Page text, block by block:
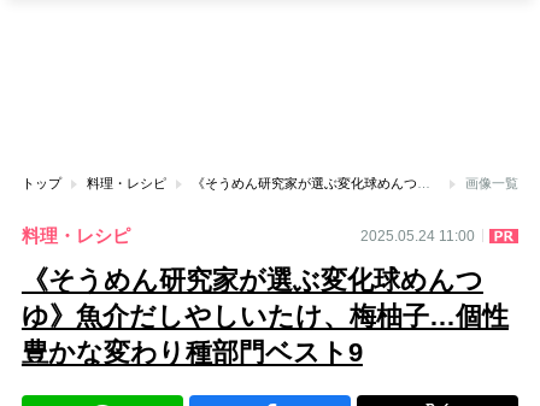
トップ 料理・レシピ 画像一覧
料理・レシピ 2025.05.24 11:00
《そうめん研究家が選ぶ変化球めんつ
ゆ》魚介だしやしいたけ、梅柚子…個性
豊かな変わり種部門ベスト9